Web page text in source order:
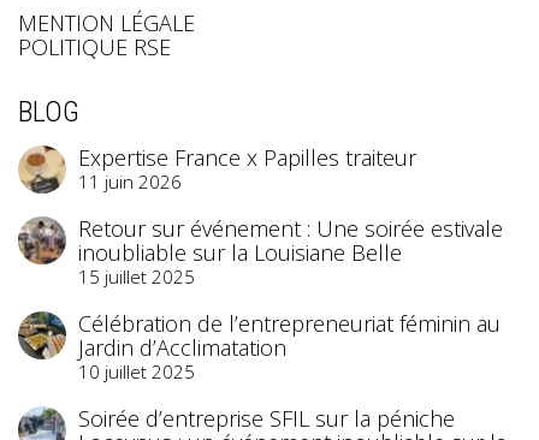
MENTION LÉGALE
POLITIQUE RSE
BLOG
Expertise France x Papilles traiteur
11 juin 2026
Retour sur événement : Une soirée estivale
inoubliable sur la Louisiane Belle
15 juillet 2025
Célébration de l’entrepreneuriat féminin au
Jardin d’Acclimatation
10 juillet 2025
Soirée d’entreprise SFIL sur la péniche